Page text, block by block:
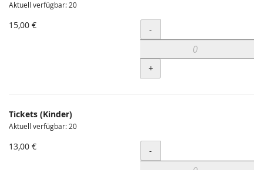
Aktuell verfügbar: 20
15,00 € Menge
-
+
Tickets (Kinder)
Aktuell verfügbar: 20
13,00 € Menge
-